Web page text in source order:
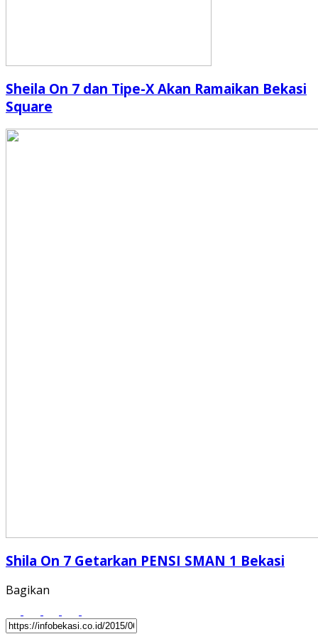
Sheila On 7 dan Tipe-X Akan Ramaikan Bekasi
Square
Shila On 7 Getarkan PENSI SMAN 1 Bekasi
Bagikan